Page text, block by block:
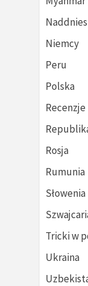
Niemcy
Peru
Polska
Recenzje
Rosja
Rumunia
Słowenia
Tricki w
Ukraina